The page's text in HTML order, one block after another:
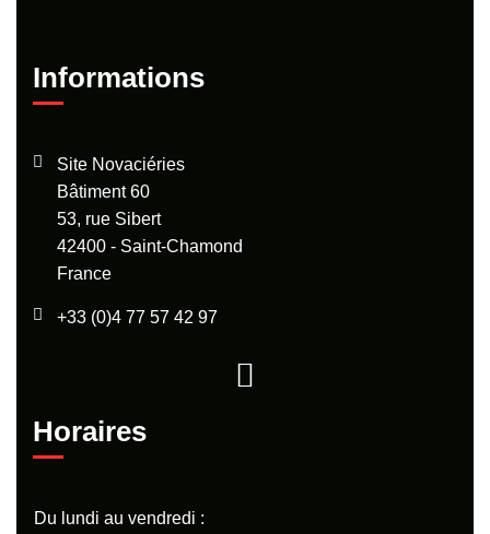
Informations
Site Novaciéries
Bâtiment 60
53, rue Sibert
42400 - Saint-Chamond
France
+33 (0)4 77 57 42 97
Horaires
Du lundi au vendredi :